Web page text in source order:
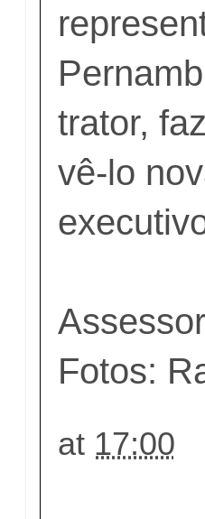
trator,
vê-lo
Fotos:
at 17:00